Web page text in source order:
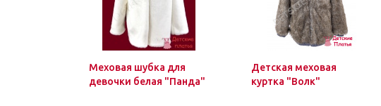
Меховая шубка для
девочки белая "Панда"
Детская меховая
куртка "Волк"